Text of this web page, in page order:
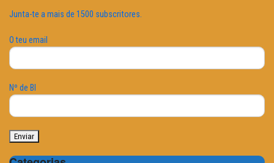
Junta-te a mais de 1500 subscritores.
O teu email
Nº de BI